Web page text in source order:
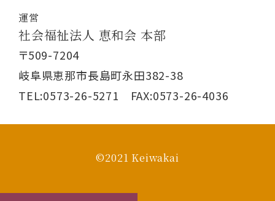
運営
社会福祉法人 恵和会 本部
〒509-7204
岐阜県恵那市長島町永田382-38
TEL:0573-26-5271 FAX:0573-26-4036
©2021 Keiwakai